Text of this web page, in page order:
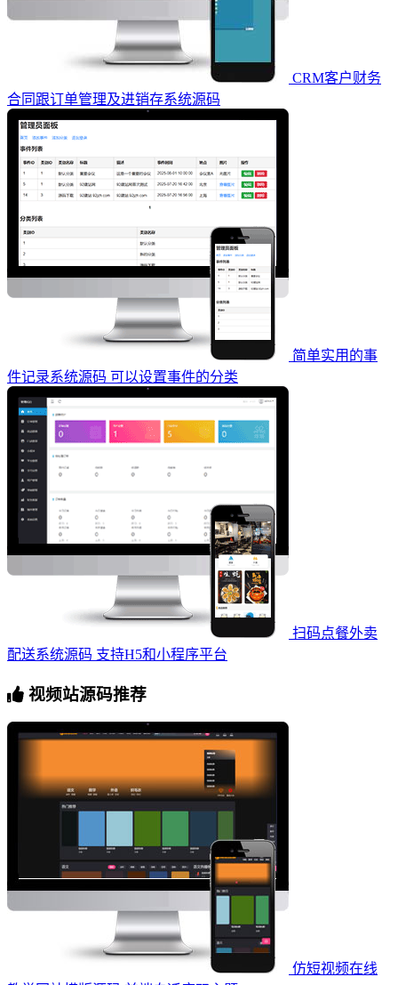
CRM客户财务
合同跟订单管理及进销存系统源码
简单实用的事
件记录系统源码 可以设置事件的分类
扫码点餐外卖
配送系统源码 支持H5和小程序平台
视频站源码推荐
仿短视频在线